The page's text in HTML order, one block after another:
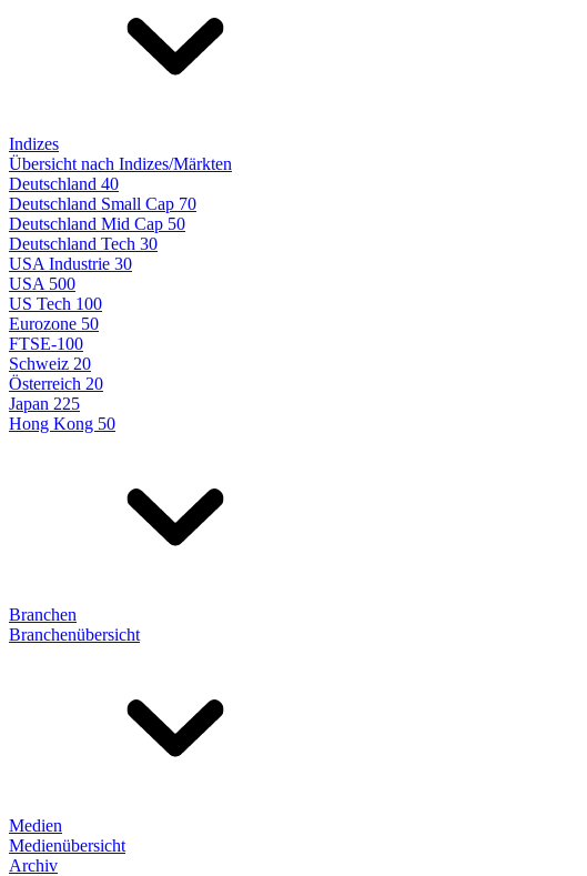
Indizes
Übersicht nach Indizes/Märkten
Deutschland 40
Deutschland Small Cap 70
Deutschland Mid Cap 50
Deutschland Tech 30
USA Industrie 30
USA 500
US Tech 100
Eurozone 50
FTSE-100
Schweiz 20
Österreich 20
Japan 225
Hong Kong 50
Branchen
Branchenübersicht
Medien
Medienübersicht
Archiv